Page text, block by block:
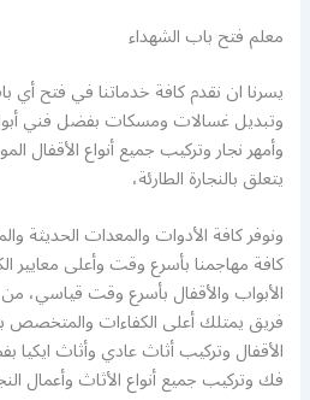
معلم فتح باب الشهداء
يسرنا ان نقدم كافة خدماتنا في فتح أي
وتبديل غسالات ومسكات بفضل فني
وأمهر نجار وتركيب جميع أنواع الأقفال
يتعلق بالنجارة الطارئة،
ونوفر كافة الأدوات والمعدات الحديثة
كافة مهاجمنا بأسرع وقت وأعلى معايير
الأبواب والأقفال بأسرع وقت قياسي،
فريق يمتلك أعلى الكفاءات والمتخصص
الأقفال وتركيب أثاث عادي وأثاث
فك وتركيب جميع أنواع الأثاث وأعمال